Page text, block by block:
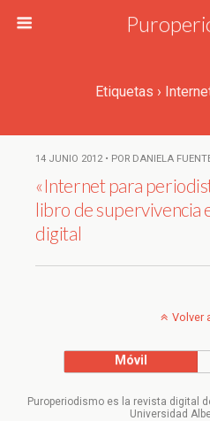
Etiquetas ›
14 JUNIO 2012 • POR DANIELA
«Internet para
libro de supervivencia
digital
Volver
Móvil
Puroperiodismo es la revista digital
Universidad